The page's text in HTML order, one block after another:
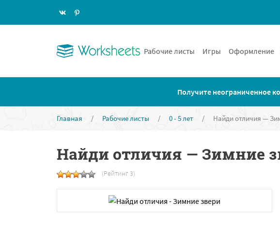
Рабочие листы Игры Оформление
Получите неограниченное
Главная / Рабочие листы / 0 - 5 лет / Найди отличия —
Найди отличия — Зимние
(Рейтинг 3)